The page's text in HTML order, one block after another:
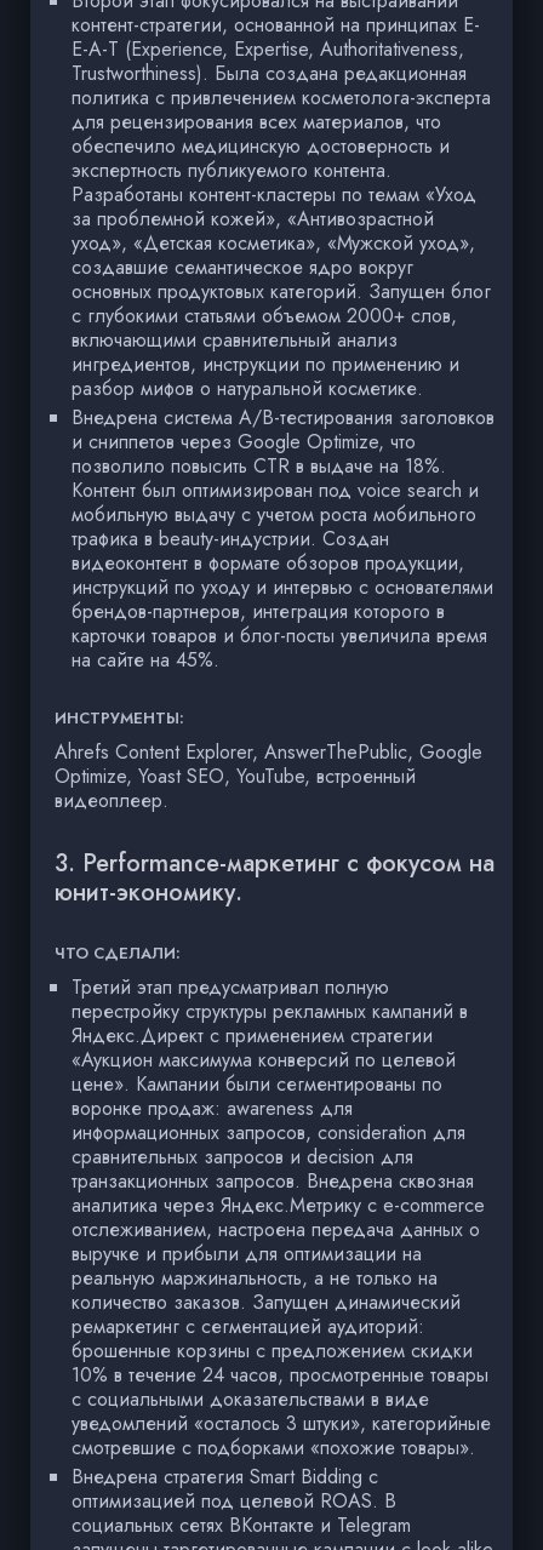
контент-стратегии, основанной на принципах E-
E-A-T (Experience, Expertise, Authoritativeness,
Trustworthiness). Была создана редакционная
политика с привлечением косметолога-эксперта
для рецензирования всех материалов, что
обеспечило медицинскую достоверность и
экспертность публикуемого контента.
Разработаны контент-кластеры по темам «Уход
за проблемной кожей», «Антивозрастной
уход», «Детская косметика», «Мужской уход»,
создавшие семантическое ядро вокруг
основных продуктовых категорий. Запущен блог
с глубокими статьями объемом 2000+ слов,
включающими сравнительный анализ
ингредиентов, инструкции по применению и
разбор мифов о натуральной косметике.
Внедрена система A/B-тестирования заголовков
и сниппетов через Google Optimize, что
позволило повысить CTR в выдаче на 18%.
Контент был оптимизирован под voice search и
мобильную выдачу с учетом роста мобильного
трафика в beauty-индустрии. Создан
видеоконтент в формате обзоров продукции,
инструкций по уходу и интервью с основателями
брендов-партнеров, интеграция которого в
карточки товаров и блог-посты увеличила время
на сайте на 45%.
ИНСТРУМЕНТЫ:
Ahrefs Content Explorer, AnswerThePublic, Google
Optimize, Yoast SEO, YouTube, встроенный
видеоплеер.
3. Performance-маркетинг с фокусом на
юнит-экономику.
ЧТО СДЕЛАЛИ:
Третий этап предусматривал полную
перестройку структуры рекламных кампаний в
Яндекс.Директ с применением стратегии
«Аукцион максимума конверсий по целевой
цене». Кампании были сегментированы по
воронке продаж: awareness для
информационных запросов, consideration для
сравнительных запросов и decision для
транзакционных запросов. Внедрена сквозная
аналитика через Яндекс.Метрику с e-commerce
отслеживанием, настроена передача данных о
выручке и прибыли для оптимизации на
реальную маржинальность, а не только на
количество заказов. Запущен динамический
ремаркетинг с сегментацией аудиторий:
брошенные корзины с предложением скидки
10% в течение 24 часов, просмотренные товары
с социальными доказательствами в виде
уведомлений «осталось 3 штуки», категорийные
смотревшие с подборками «похожие товары».
Внедрена стратегия Smart Bidding с
оптимизацией под целевой ROAS. В
социальных сетях ВКонтакте и Telegram